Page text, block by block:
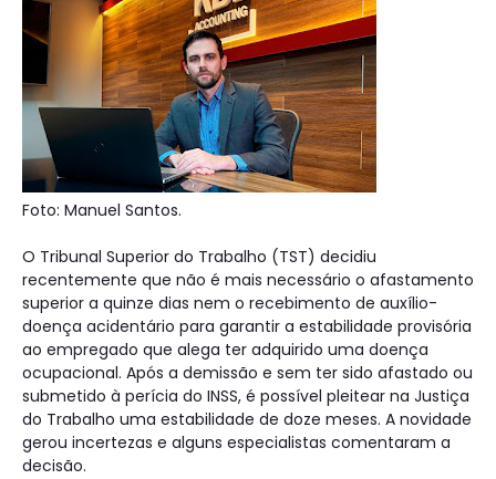
Foto: Manuel Santos.
O Tribunal Superior do Trabalho (TST) decidiu
recentemente que não é mais necessário o afastamento
superior a quinze dias nem o recebimento de auxílio-
doença acidentário para garantir a estabilidade provisória
ao empregado que alega ter adquirido uma doença
ocupacional. Após a demissão e sem ter sido afastado ou
submetido à perícia do INSS, é possível pleitear na Justiça
do Trabalho uma estabilidade de doze meses. A novidade
gerou incertezas e alguns especialistas comentaram a
decisão.